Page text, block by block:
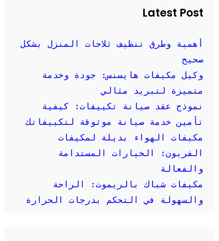
Latest Post
أهمية وطرق تنظيف ثلاجات المنزل بشكل
صحيح
وكيل مكيفات هايسنس: جودة وخدمة
متميزة لتبريد مثالي
نموذج عقد صيانة تكييفات: كيفية
تأمين خدمة صيانة موثوقة لتكييفاتك
مكيفات الهواء بديلة لمكيفات
الفريون: الخيارات المستدامة
والفعالة
مكيفات شباك بالريموت: الراحة
والسهولة في التحكم بدرجات الحرارة